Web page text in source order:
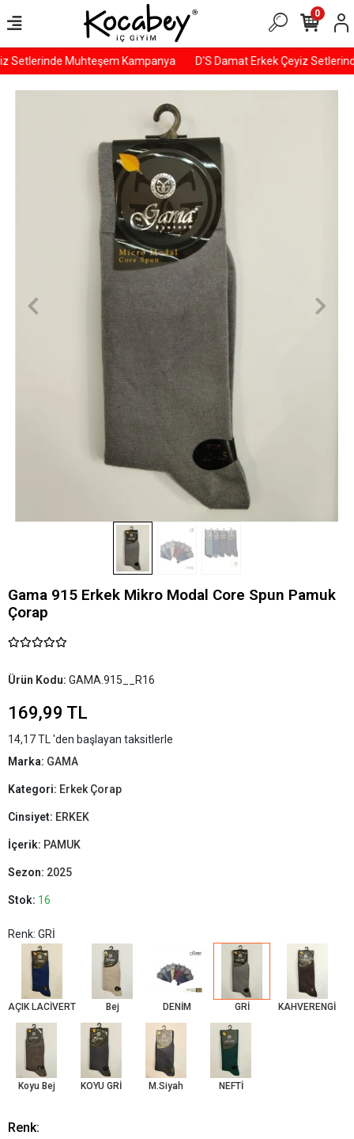
Setlerinde Muhteşem Kampanya D'S Damat Erkek Çeyiz
0
Gama 915 Erkek Mikro Modal Core Spun Pamuk
Çorap
Ürün Kodu: GAMA.915__R16
169,99 TL
14,17 TL 'den başlayan taksitlerle
Marka: GAMA
Kategori: Erkek Çorap
Cinsiyet: ERKEK
İçerik: PAMUK
Sezon: 2025
Stok: 16
Renk: GRİ
AÇIK LACİVERT Bej DENİM GRİ KAHVERENGİ
Koyu Bej KOYU GRİ M.Siyah NEFTİ
Renk: